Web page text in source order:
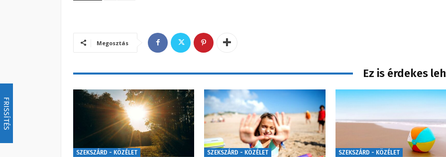
FRISSÍTÉS
Megosztás
Ez is érdekes
SZEKSZÁRD - KÖZÉLET SZEKSZÁRD - KÖZÉLET SZEKSZÁRD - KÖZÉLET